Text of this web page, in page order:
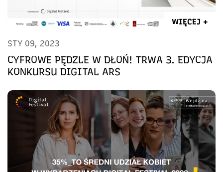
WIĘCEJ +
STY 09, 2023
CYFROWE PĘDZLE W DŁOŃ! TRWA 3. EDYCJA
KONKURSU DIGITAL ARS